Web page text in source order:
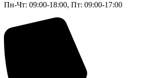
Пн-Чт: 09:00-18:00, Пт: 09:00-17:00